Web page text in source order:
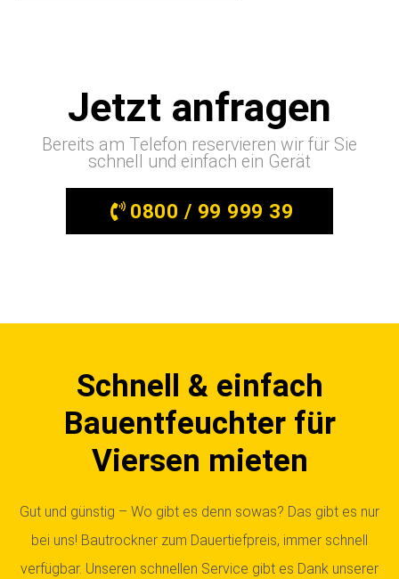
Jetzt anfragen
Bereits am Telefon reservieren wir für Sie
schnell und einfach ein Gerät
0800 / 99 999 39
Schnell & einfach
Bauentfeuchter für
Viersen mieten
Gut und günstig – Wo gibt es denn sowas? Das gibt es nur
bei uns! Bautrockner zum Dauertiefpreis, immer schnell
verfügbar. Unseren schnellen Service gibt es Dank unserer